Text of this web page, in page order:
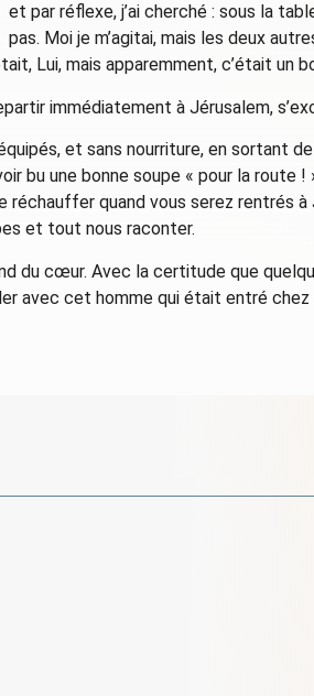
et par réflexe, j’ai cherché : sous la
pas. Moi je m’agitai, mais les deux
Lui, mais apparemment, c’était
immédiatement à Jérusalem,
et sans nourriture, en sortant
bu une bonne soupe « pour la
quand vous serez rentrés
et tout nous raconter.
du cœur. Avec la certitude que
avec cet homme qui était entré chez